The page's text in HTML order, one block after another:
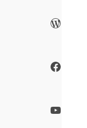
WordPress
Facebook
YouTube